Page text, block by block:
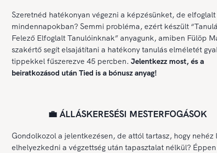
Szeretnéd hatékonyan végezni a képzésünket, de elfoglalt
mindennapokban? Semmi probléma, ezért készült
Felező Elfoglalt Tanulóinknak” anyagunk, amiben Fülöp
szakértő segít elsajátítani a hatékony tanulás elméletét
tippekkel fűszerezve 45 percben. Jelentkezz most, és a
beiratkozásod után Tied is a bónusz anyag!
💼 ÁLLÁSKERESÉSI MESTERFOGÁSOK
Gondolkozol a jelentkezésen, de attól tartasz, hogy nehéz
elhelyezkedni a végzettség után tapasztalat nélkül?